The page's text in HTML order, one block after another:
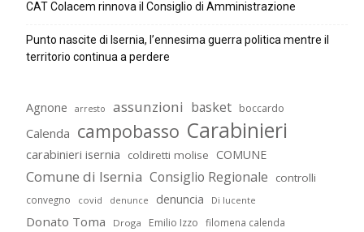
CAT Colacem rinnova il Consiglio di Amministrazione
Punto nascite di Isernia, l’ennesima guerra politica mentre il
territorio continua a perdere
Agnone arresto assunzioni basket boccardo
Calenda campobasso Carabinieri
carabinieri isernia coldiretti molise COMUNE
Comune di Isernia Consiglio Regionale controlli
convegno covid denunce denuncia Di lucente
Donato Toma Droga Emilio Izzo filomena calenda